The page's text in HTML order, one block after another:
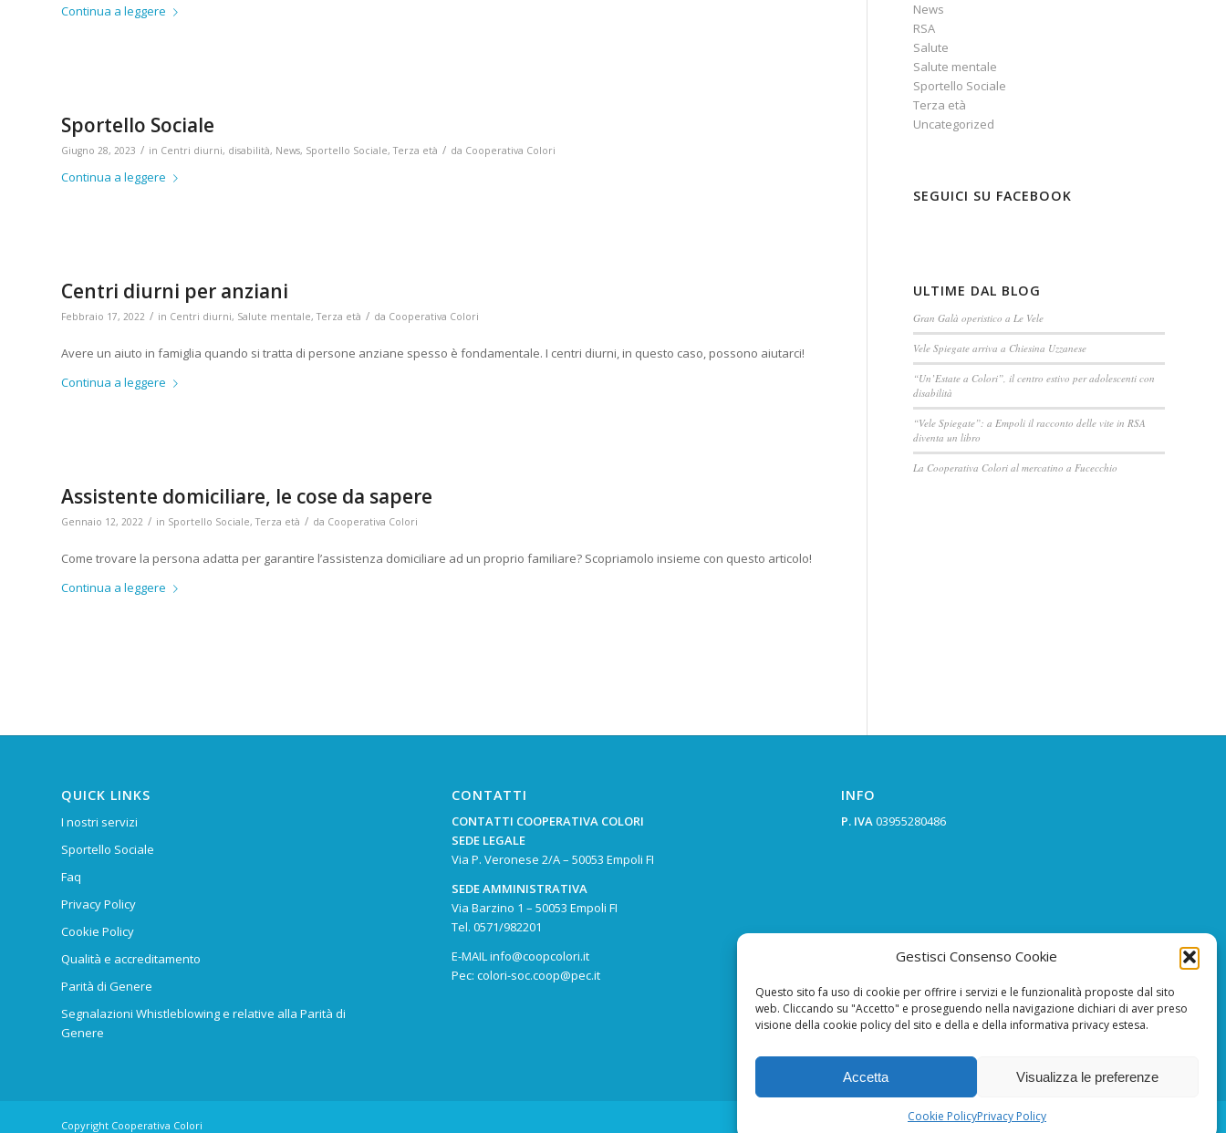
Gestisci Consenso Cookie
Questo sito fa uso di cookie per offrire i servizi e le funzionalità proposte dal sito
web. Cliccando su "Accetto" e proseguendo nella navigazione dichiari di aver preso
visione della cookie policy del sito e della e della informativa privacy estesa.
Accetta Visualizza le preferenze
Cookie PolicyPrivacy Policy
Continua a leggere
Sportello Sociale
Giugno 28, 2023 / in Centri diurni, disabilità, News, Sportello Sociale,Terza età / da Cooperativa Colori
Continua a leggere
Centri diurni per anziani
Febbraio 17, 2022 / in Centri diurni, Salute mentale,Terza età / da Cooperativa Colori
Avere un aiuto in famiglia quando si tratta di persone anziane spesso è fondamentale. I centri diurni, in questo caso, possono aiutarci!
Continua a leggere
Assistente domiciliare, le cose da sapere
Gennaio 12, 2022 / in Sportello Sociale,Terza età / da Cooperativa Colori
Come trovare la persona adatta per garantire l’assistenza domiciliare ad un proprio familiare? Scopriamolo insieme con questo articolo!
Continua a leggere
News
RSA
Salute
Salute mentale
Sportello Sociale
Terza età
Uncategorized
SEGUICI SU FACEBOOK
ULTIME DAL BLOG
Gran Galà operistico a Le Vele
Vele Spiegate arriva a Chiesina Uzzanese
“Un’Estate a Colori”, il centro estivo per adolescenti con
disabilità
“Vele Spiegate”: a Empoli il racconto delle vite in RSA
diventa un libro
La Cooperativa Colori al mercatino a Fucecchio
QUICK LINKS
I nostri servizi
Sportello Sociale
Faq
Privacy Policy
Cookie Policy
Qualità e accreditamento
Parità di Genere
Segnalazioni Whistleblowing e relative alla Parità di
Genere
CONTATTI
CONTATTI COOPERATIVA COLORI
SEDE LEGALE
Via P. Veronese 2/A – 50053 Empoli FI
SEDE AMMINISTRATIVA
Via Barzino 1 – 50053 Empoli FI
Tel. 0571/982201
E-MAILinfo@coopcolori.it
Pec: colori-soc.coop@pec.it
INFO
P. IVA03955280486
Copyright Cooperativa Colori